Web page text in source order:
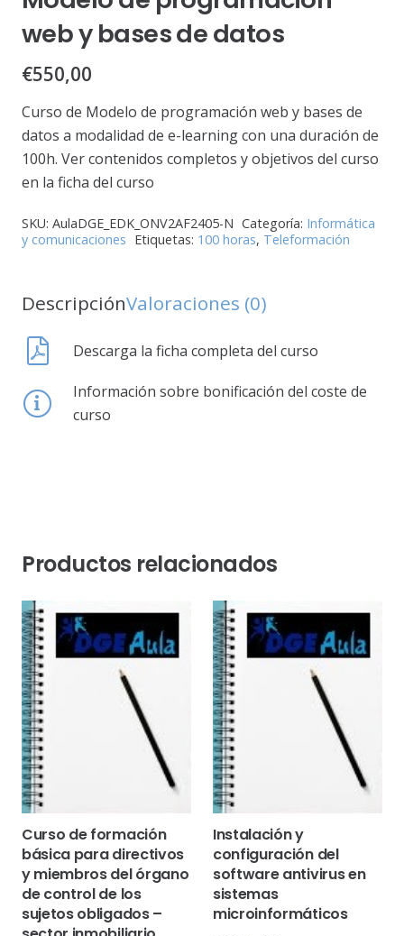
web y bases de datos
€550,00
Curso de Modelo de programación web y bases de
datos a modalidad de e-learning con una duración de
100h. Ver contenidos completos y objetivos del curso
en la ficha del curso
SKU: AulaDGE_EDK_ONV2AF2405-N Categoría: Informática
y comunicaciones Etiquetas: 100 horas, Teleformación
DescripciónValoraciones (0)
Descarga la ficha completa del curso
Información sobre bonificación del coste de
curso
Productos relacionados
Curso de formación
básica para directivos
y miembros del órgano
de control de los
sujetos obligados –
Instalación y
configuración del
software antivirus en
sistemas
microinformáticos